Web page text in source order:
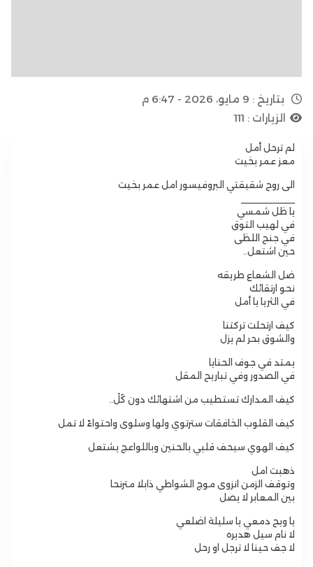
بتاريخ : 9 مايو، 2026 - 6:47 م
الزيارات : 111
لم ترحل أمل
معز عمر بخيت
الى روح شقيقتي البروفيسور امل عمر بخيت
يا ظل شمسي
في لهيب التوق
في جنح اللظى
حين اشتعل..
ضل الشعاع طريقه
نحو ارتقائك
في الثريا يا أمل
كيف ارتحلت تركتنا
والشوق بحر لم يزل
يمتد في جوف الحنايا
في الصدور وفي تباريح المقل
كيف المدارك تستطيب من اشتهائك دون كٓلْ..
كيف القلوب الخافقات سترتوي ولها وسلوى واحتواءً لا تمل
كيف الهوي سيحف قلبي بالحنين وباللواعج يشتعل
ذهبت امل
وتوقف الزمن انزوى موج الشواطي ذابلا مترنحا
بين المعابر لا يصل
يا ويح دمعي يا سليلة اضلعي
لا نام سيل هديره
لا جف حينا لا ترجل او رحل